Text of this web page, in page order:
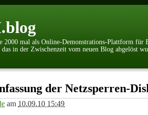
2000 mal als Online-Demonstrations-Plattform für
das in der Zwischenzeit vom neuen Blog abgelöst
der Netzsperren-
am 10.09.10 15:49